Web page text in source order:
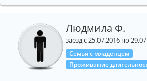
Людмила Ф.
заезд с 25.07.2016 по
Семья с младенцем
Проживание